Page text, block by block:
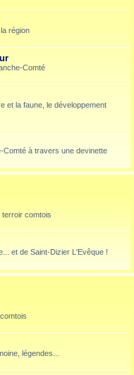
région
Comté
et la faune, le développement
à travers une devinette
terroir comtois
et de Saint-Dizier L'Evêque !
légendes...